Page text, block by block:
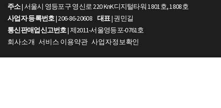
주소| 서울시 영등포구 영신로 220 KnK디지털타워 1801호, 1808호
사업자 등록번호| 206-86-20608 대표| 권민길
통신판매업신고번호| 제2011-서울영등포-0761호
회사소개 서비스 이용약관 사업자정보확인